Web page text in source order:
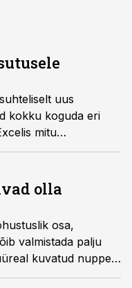
uus
kokku koguda eri
mitu
VLOOKUP ei
olla
osa,
valmistada palju
kuvatud nuppe